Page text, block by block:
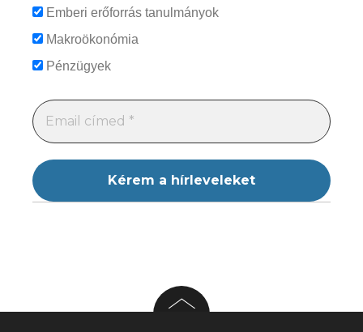
Emberi erőforrás tanulmányok
Makroökonómia
Pénzügyek